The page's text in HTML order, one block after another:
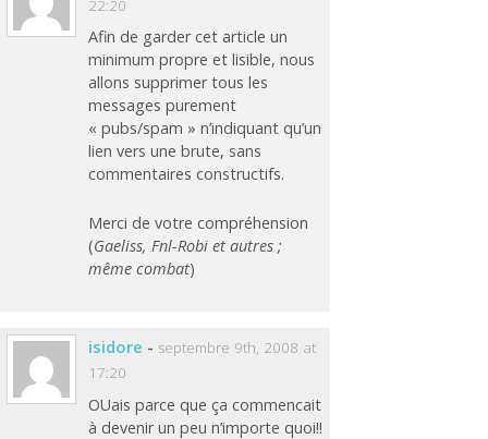
22:20
Afin de garder cet article un
minimum propre et lisible, nous
allons supprimer tous les
messages purement
« pubs/spam » n’indiquant qu’un
lien vers une brute, sans
commentaires constructifs.
Merci de votre compréhension
(Gaeliss, Fnl-Robi et autres ;
même combat)
isidore - septembre 9th, 2008 at
17:20
OUais parce que ça commencait
à devenir un peu n’importe quoi!!